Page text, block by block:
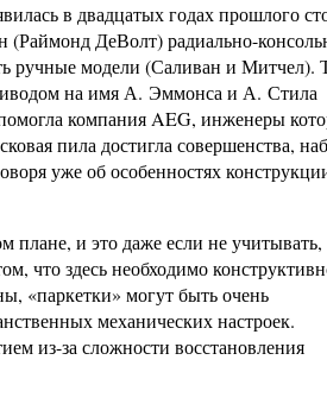
в двадцатых годах прошлого
(Раймонд ДеВолт) радиально-
ручные модели (Саливан и Митчел).
на имя А. Эммонса и А. Стила
компания AEG, инженеры
пила достигла совершенства,
уже об особенностях
плане, и это даже если не учитывать,
что здесь необходимо
«паркетки» могут быть очень
механических настроек.
из-за сложности восстановления